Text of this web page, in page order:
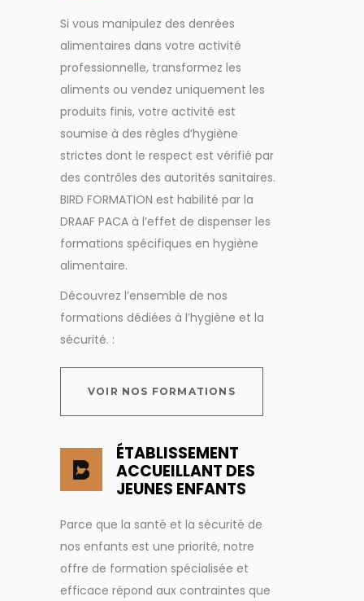
Si vous manipulez des denrées
alimentaires dans votre activité
professionnelle, transformez les
aliments ou vendez uniquement les
produits finis, votre activité est
soumise à des règles d’hygiène
strictes dont le respect est vérifié par
des contrôles des autorités sanitaires.
BIRD FORMATION est habilité par la
DRAAF PACA à l’effet de dispenser les
formations spécifiques en hygiène
alimentaire.
Découvrez l’ensemble de nos
formations dédiées à l’hygiène et la
sécurité. :
VOIR NOS FORMATIONS
ÉTABLISSEMENT
ACCUEILLANT DES
JEUNES ENFANTS
Parce que la santé et la sécurité de
nos enfants est une priorité, notre
offre de formation spécialisée et
efficace répond aux contraintes que